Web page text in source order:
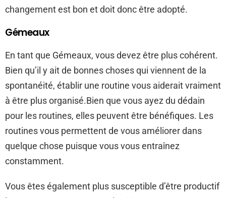
changement est bon et doit donc être adopté.
Gémeaux
En tant que Gémeaux, vous devez être plus cohérent.
Bien qu’il y ait de bonnes choses qui viennent de la
spontanéité, établir une routine vous aiderait vraiment
à être plus organisé.Bien que vous ayez du dédain
pour les routines, elles peuvent être bénéfiques. Les
routines vous permettent de vous améliorer dans
quelque chose puisque vous vous entraînez
constamment.
Vous êtes également plus susceptible d’être productif